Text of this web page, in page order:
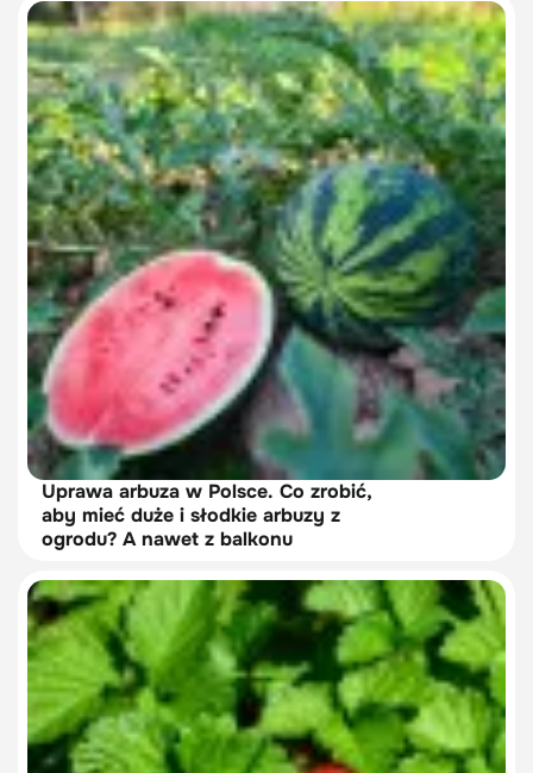
Uprawa arbuza w Polsce. Co zrobić,
aby mieć duże i słodkie arbuzy z
ogrodu? A nawet z balkonu